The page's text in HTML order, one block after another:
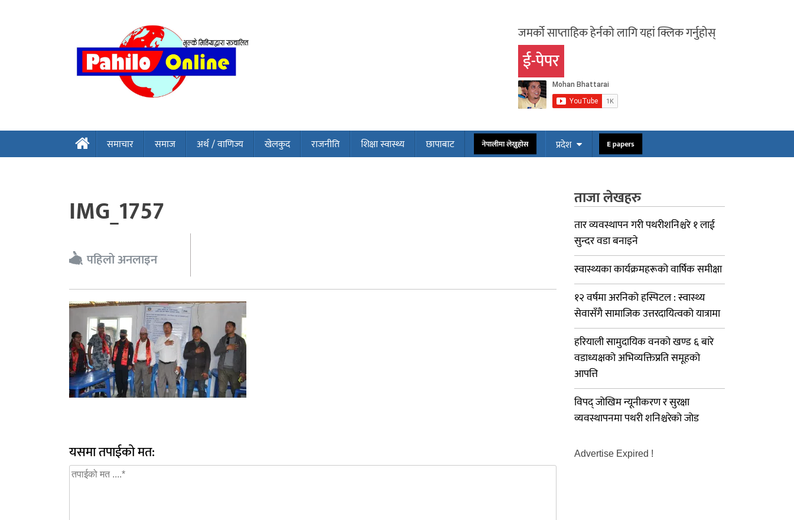
जमर्को साप्ताहिक हेर्नको लागि यहां क्लिक गर्नुहोस्
ई-पेपर
समाचार समाज अर्थ / वाणिज्य खेलकुद राजनीति शिक्षा स्वास्थ्य छापाबाट नेपालीमा लेख्नुहोस प्रदेश E papers
IMG_1757
पहिलो अनलाइन
यसमा तपाईको मत:
ताजा लेखहरु
तार व्यवस्थापन गरी पथरीशनिश्चरे १ लाई
सुन्दर वडा बनाइने
स्वास्थ्यका कार्यक्रमहरूको वार्षिक समीक्षा
१२ वर्षमा अरनिको हस्पिटल : स्वास्थ्य
सेवासँगै सामाजिक उत्तरदायित्वको यात्रामा
हरियाली सामुदायिक वनको खण्ड ६ बारे
वडाध्यक्षको अभिव्यक्तिप्रति समूहको
आपत्ति
विपद् जोखिम न्यूनीकरण र सुरक्षा
व्यवस्थापनमा पथरी शनिश्चरेको जोड
Advertise Expired !